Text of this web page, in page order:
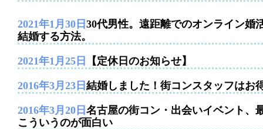
2021年1月30日 30代男性。遠距離でのオンライン婚
結婚する方法。
2021年1月25日 【定休日のお知らせ】
2016年3月23日 結婚しました！街コンスタッフはお
2016年3月20日 名古屋の街コン・出会いイベント、
こういうのが面白い